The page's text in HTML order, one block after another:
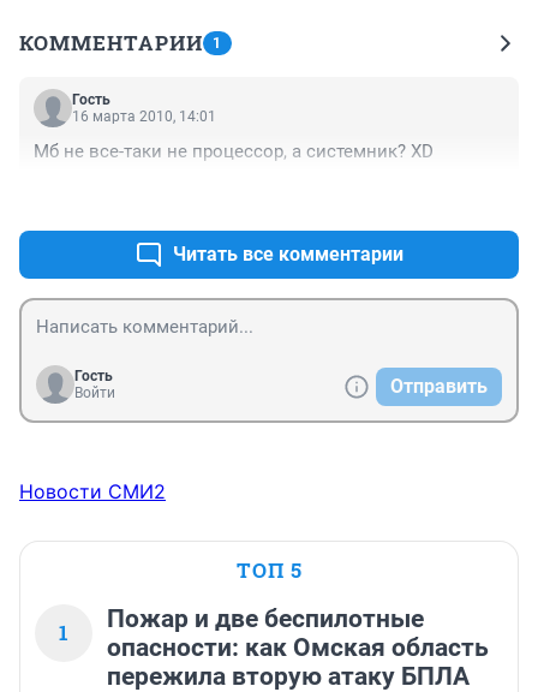
КОММЕНТАРИИ 1
Гость
16 марта 2010, 14:01
Мб не все-таки не процессор, а системник? XD
Читать все комментарии
Гость
Войти
Отправить
Новости СМИ2
ТОП 5
1
Пожар и две беспилотные
опасности: как Омская область
пережила вторую атаку БПЛА